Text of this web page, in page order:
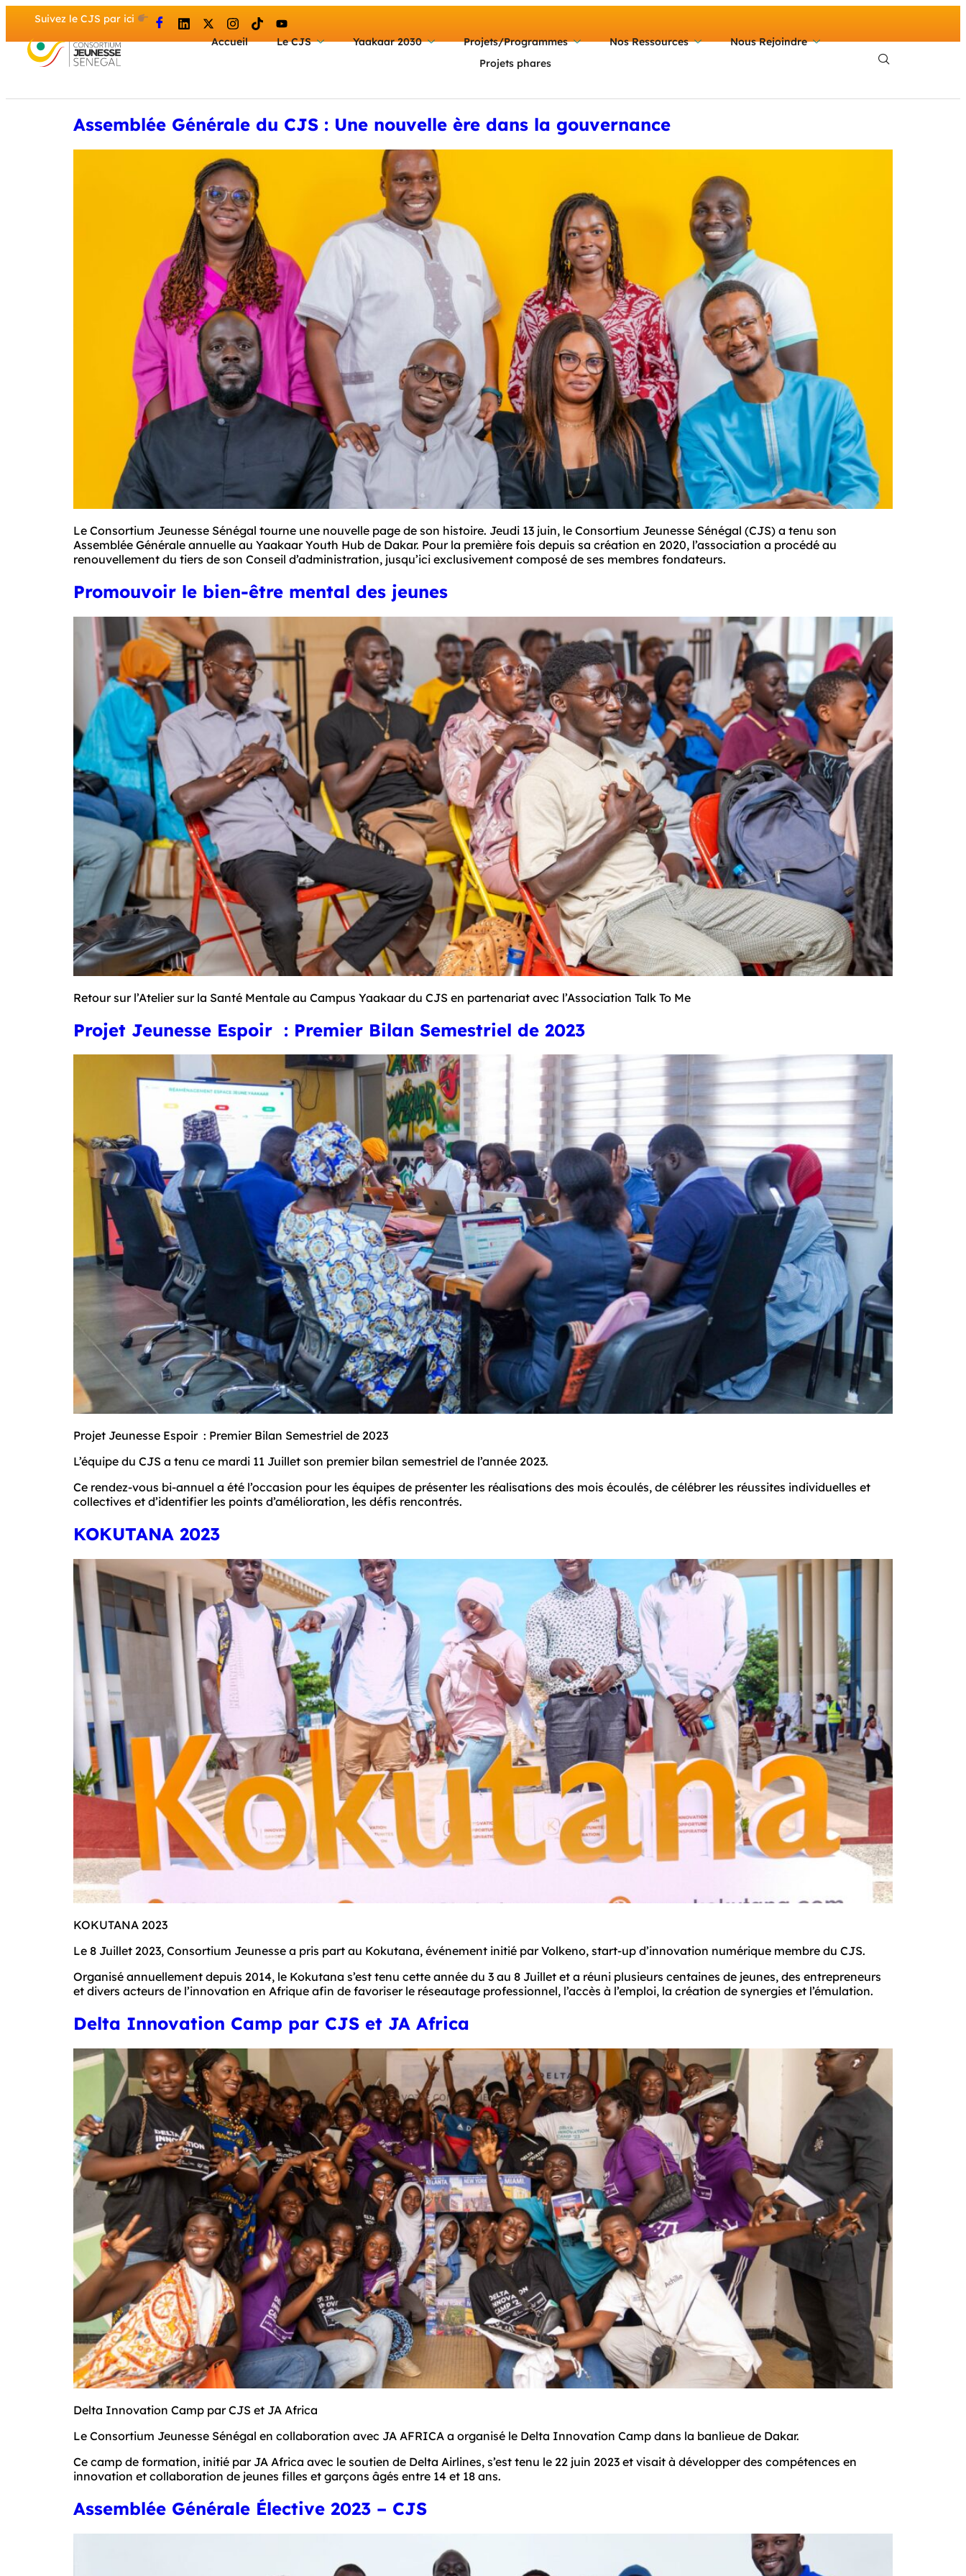
Suivez le CJS par ici
Accueil
Le CJS Yaakaar 2030 Projets/Programmes Nos Ressources
Nous Rejoindre
Projets phares
Assemblée Générale du CJS : Une nouvelle ère dans la gouvernance
Le Consortium Jeunesse Sénégal tourne une nouvelle page de son histoire. Jeudi 13 juin, le Consortium Jeunesse Sénégal (CJS) a tenu son
Assemblée Générale annuelle au Yaakaar Youth Hub de Dakar. Pour la première fois depuis sa création en 2020, l’association a procédé au
renouvellement du tiers de son Conseil d’administration, jusqu’ici exclusivement composé de ses membres fondateurs.
Promouvoir le bien-être mental des jeunes
Retour sur l’Atelier sur la Santé Mentale au Campus Yaakaar du CJS en partenariat avec l’Association Talk To Me
Projet Jeunesse Espoir : Premier Bilan Semestriel de 2023
Projet Jeunesse Espoir  : Premier Bilan Semestriel de 2023
L’équipe du CJS a tenu ce mardi 11 Juillet son premier bilan semestriel de l’année 2023.
Ce rendez-vous bi-annuel a été l’occasion pour les équipes de présenter les réalisations des mois écoulés, de célébrer les réussites individuelles et
collectives et d’identifier les points d’amélioration, les défis rencontrés.
KOKUTANA 2023
KOKUTANA 2023
Le 8 Juillet 2023, Consortium Jeunesse a pris part au Kokutana, événement initié par Volkeno, start-up d’innovation numérique membre du CJS.
Organisé annuellement depuis 2014, le Kokutana s’est tenu cette année du 3 au 8 Juillet et a réuni plusieurs centaines de jeunes, des entrepreneurs
et divers acteurs de l’innovation en Afrique afin de favoriser le réseautage professionnel, l’accès à l’emploi, la création de synergies et l’émulation.
Delta Innovation Camp par CJS et JA Africa
Delta Innovation Camp par CJS et JA Africa
Le Consortium Jeunesse Sénégal en collaboration avec JA AFRICA a organisé le Delta Innovation Camp dans la banlieue de Dakar.
Ce camp de formation, initié par JA Africa avec le soutien de Delta Airlines, s’est tenu le 22 juin 2023 et visait à développer des compétences en
innovation et collaboration de jeunes filles et garçons âgés entre 14 et 18 ans.
Assemblée Générale Élective 2023 – CJS